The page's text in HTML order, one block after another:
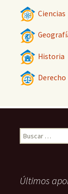
Ciencias
Historia
Derecho
Buscar:
Últimos